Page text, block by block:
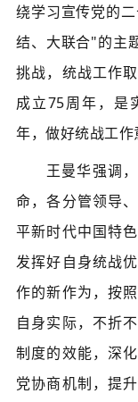
绕学习宣传党的
结、大联合"的主
挑战，统战工作
成立75周年，是
年，做好统战工作
王曼华强调
命，各分管领导
平新时代中国特
发挥好自身统战
作的新作为，按
自身实际，不折
制度的效能，深
党协商机制，提